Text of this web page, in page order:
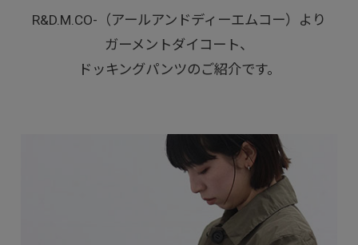
R&D.M.CO-（アールアンドディーエムコー）より
ガーメントダイコート、
ドッキングパンツのご紹介です。